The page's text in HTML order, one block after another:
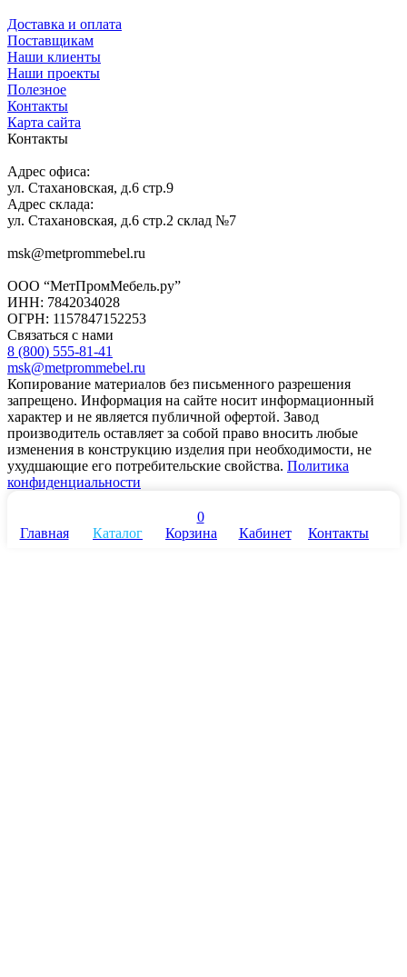
Доставка и оплата
Поставщикам
Наши клиенты
Наши проекты
Полезное
Контакты
Карта сайта
Контакты
Адрес офиса:
ул. Стахановская, д.6 стр.9
Адрес склада:
ул. Стахановская, д.6 стр.2 склад №7
msk@metprommebel.ru
ООО “МетПромМебель.ру”
ИНН: 7842034028
ОГРН: 1157847152253
Связаться с нами
8 (800) 555-81-41
msk@metprommebel.ru
Копирование материалов без письменного разрешения
запрещено. Информация на сайте носит информационный
характер и не является публичной офертой. Завод
производитель оставляет за собой право вносить любые
изменения в конструкцию изделия при необходимости, не
ухудшающие его потребительские свойства. Политика
конфиденциальности
Главная Каталог
0
Корзина
Кабинет Контакты